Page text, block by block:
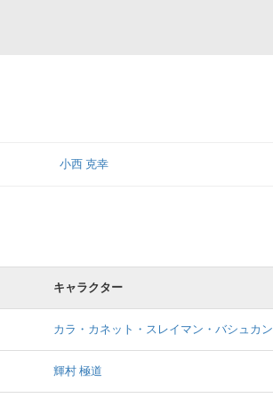
小西 克幸
キャラクター
カラ・カネット・スレイマン・バシュカン
輝村 極道